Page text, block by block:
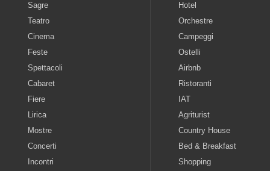
Sagre
Teatro
Cinema
Feste
Spettacoli
Cabaret
Fiere
Lirica
Mostre
Concerti
Incontri
Hotel
Orchestre
Campeggi
Ostelli
Airbnb
Ristoranti
IAT
Agriturist
Country House
Bed & Breakfast
Shopping